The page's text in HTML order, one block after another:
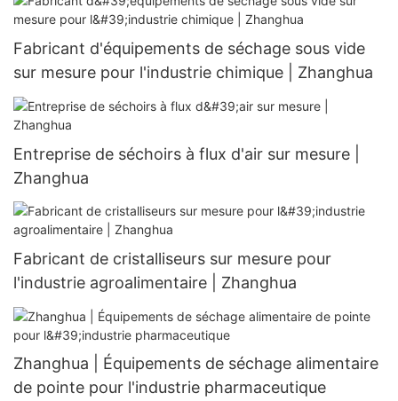
Fabricant d'équipements de séchage sous vide
sur mesure pour l'industrie chimique | Zhanghua
Entreprise de séchoirs à flux d'air sur mesure |
Zhanghua
Fabricant de cristalliseurs sur mesure pour
l'industrie agroalimentaire | Zhanghua
Zhanghua | Équipements de séchage alimentaire
de pointe pour l'industrie pharmaceutique